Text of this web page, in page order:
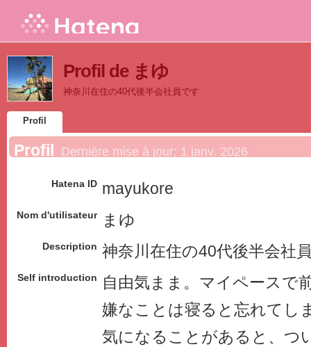
Profil de まゆ
神奈川在住の40代後半会社員です
Profil
Profil Dernière mise à jour: 1 janv. 2026
Hatena ID mayukore
Nom d'utilisateur まゆ
Description 神奈川在住の40代後半会社
Self introduction
自由気まま。マイペースで
嫌なことは寝ると忘れてし
気になることがあると、つ